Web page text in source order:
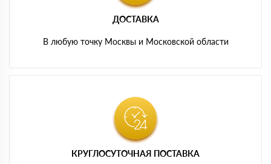
ДОСТАВКА
В любую точку Москвы и Московской области
КРУГЛОСУТОЧНАЯ ПОСТАВКА